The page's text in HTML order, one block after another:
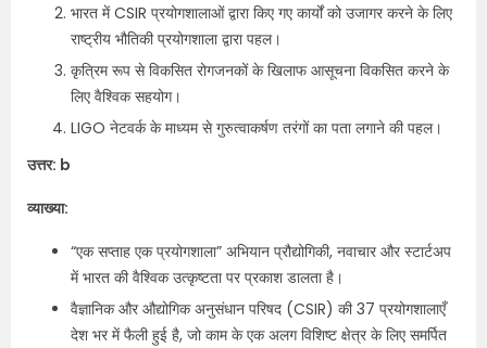
भारत में CSIR प्रयोगशालाओं द्वारा किए गए कार्यों को उजागर करने के लिए
राष्ट्रीय भौतिकी प्रयोगशाला द्वारा पहल।
कृत्रिम रूप से विकसित रोगजनकों के खिलाफ आसूचना विकसित करने के
लिए वैश्विक सहयोग।
LIGO नेटवर्क के माध्यम से गुरुत्वाकर्षण तरंगों का पता लगाने की पहल।
उत्तर: b
व्याख्या:
“एक सप्ताह एक प्रयोगशाला” अभियान प्रौद्योगिकी, नवाचार और स्टार्टअप
में भारत की वैश्विक उत्कृष्टता पर प्रकाश डालता है।
वैज्ञानिक और औद्योगिक अनुसंधान परिषद (CSIR) की 37 प्रयोगशालाएँ
देश भर में फैली हुई है, जो काम के एक अलग विशिष्ट क्षेत्र के लिए समर्पित